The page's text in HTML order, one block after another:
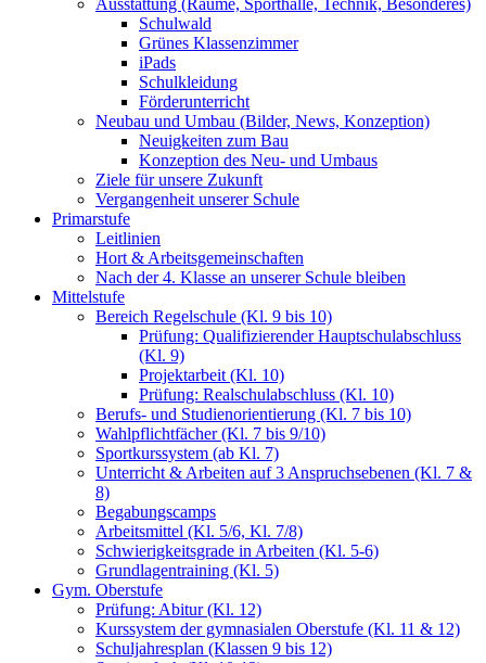
Schulwald
Grünes Klassenzimmer
iPads
Schulkleidung
Förderunterricht
Neubau und Umbau (Bilder, News, Konzeption)
Neuigkeiten zum Bau
Konzeption des Neu- und Umbaus
Ziele für unsere Zukunft
Vergangenheit unserer Schule
Primarstufe
Leitlinien
Hort & Arbeitsgemeinschaften
Nach der 4. Klasse an unserer Schule bleiben
Mittelstufe
Bereich Regelschule (Kl. 9 bis 10)
Prüfung: Qualifizierender Hauptschulabschluss
(Kl. 9)
Projektarbeit (Kl. 10)
Prüfung: Realschulabschluss (Kl. 10)
Berufs- und Studienorientierung (Kl. 7 bis 10)
Wahlpflichtfächer (Kl. 7 bis 9/10)
Sportkurssystem (ab Kl. 7)
Unterricht & Arbeiten auf 3 Anspruchsebenen (Kl. 7 &
8)
Begabungscamps
Arbeitsmittel (Kl. 5/6, Kl. 7/8)
Schwierigkeitsgrade in Arbeiten (Kl. 5-6)
Grundlagentraining (Kl. 5)
Gym. Oberstufe
Prüfung: Abitur (Kl. 12)
Kurssystem der gymnasialen Oberstufe (Kl. 11 & 12)
Schuljahresplan (Klassen 9 bis 12)